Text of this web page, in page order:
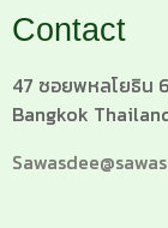
Contact
47 ซอยพหลโยธิน
Bangkok